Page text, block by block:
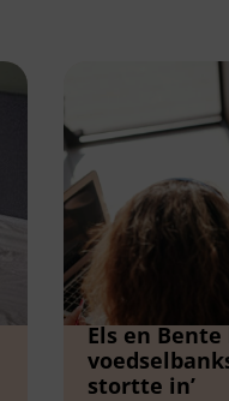
Els en
stortte in’